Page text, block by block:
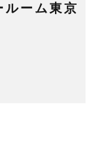
ーム東京